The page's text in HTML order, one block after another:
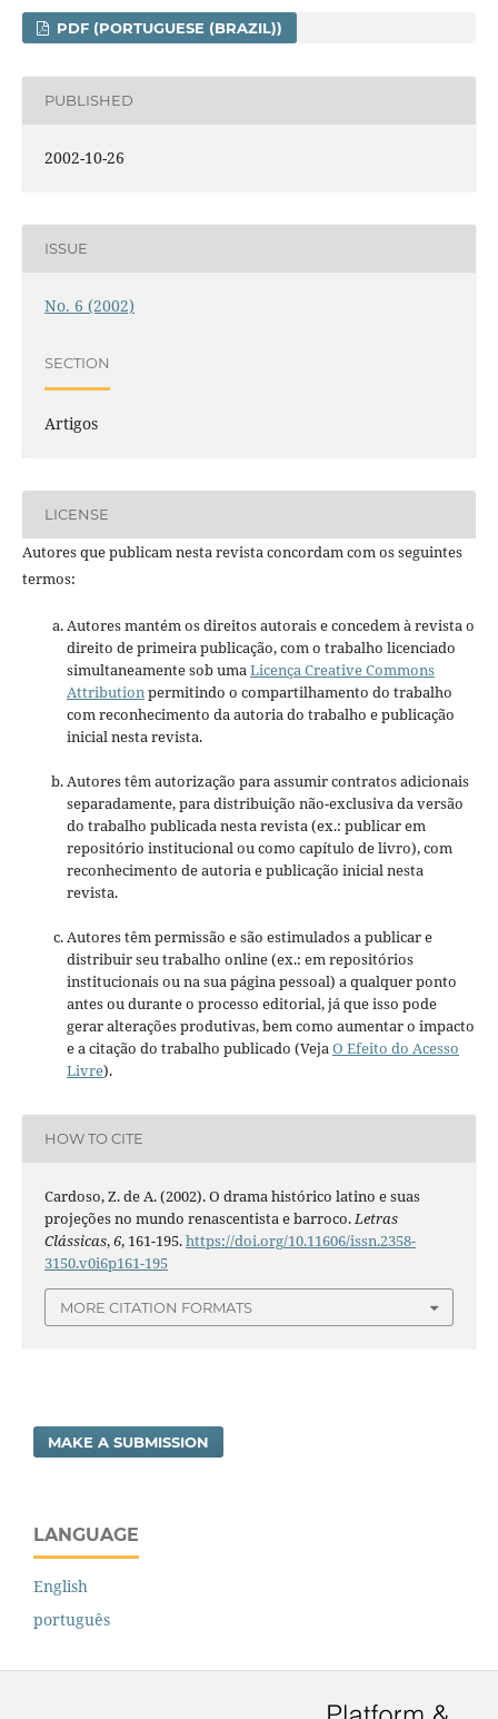
PDF (PORTUGUESE (BRAZIL))
PUBLISHED
2002-10-26
ISSUE
No. 6 (2002)
SECTION
Artigos
LICENSE
Autores que publicam nesta revista concordam com os seguintes
termos:
Autores mantém os direitos autorais e concedem à revista o
direito de primeira publicação, com o trabalho licenciado
simultaneamente sob umaLicença Creative Commons
Attributionpermitindo o compartilhamento do trabalho
com reconhecimento da autoria do trabalho e publicação
inicial nesta revista.
Autores têm autorização para assumir contratos adicionais
separadamente, para distribuição não-exclusiva da versão
do trabalho publicada nesta revista (ex.: publicar em
repositório institucional ou como capítulo de livro), com
reconhecimento de autoria e publicação inicial nesta
revista.
Autores têm permissão e são estimulados a publicar e
distribuir seu trabalho online (ex.: em repositórios
institucionais ou na sua página pessoal) a qualquer ponto
antes ou durante o processo editorial, já que isso pode
gerar alterações produtivas, bem como aumentar o impacto
e a citação do trabalho publicado (VejaO Efeito do Acesso
Livre).
HOW TO CITE
Cardoso, Z. de A. (2002). O drama histórico latino e suas
projeções no mundo renascentista e barroco.Letras
Clássicas,6, 161-195.https://doi.org/10.11606/issn.2358-
3150.v0i6p161-195
MORE CITATION FORMATS
MAKE A SUBMISSION
LANGUAGE
English
português